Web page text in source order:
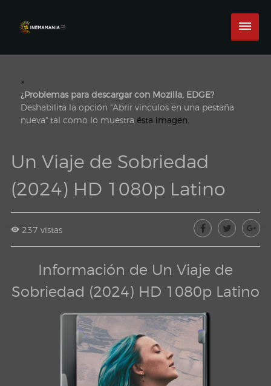
×
¿Problemas para descargar con Mozilla, EDGE?
Deshabilita la opción "Abrir vinculos en una pestaña
nueva" tal como lo muestra ésta imagen.
Un Viaje de Sobriedad
(2024) HD 1080p Latino
237 vistas
Información de Un Viaje de
Sobriedad (2024) HD 1080p Latino